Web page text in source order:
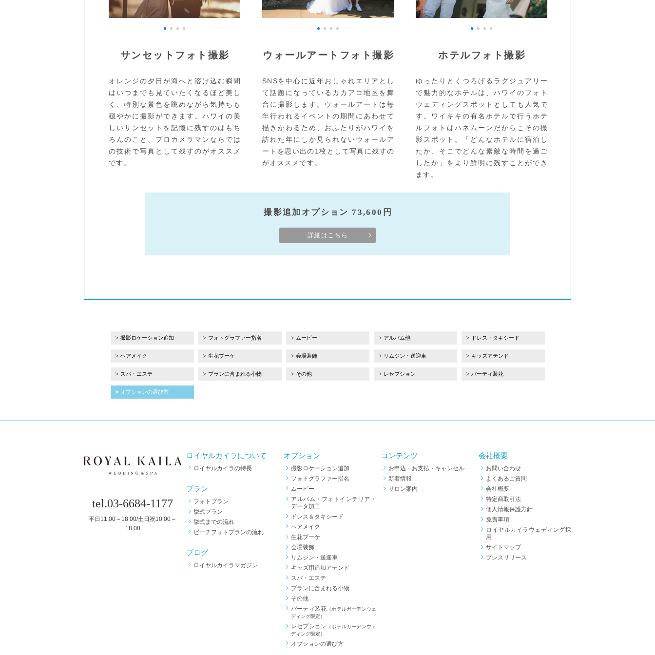
サンセットフォト撮影
オレンジの夕日が海へと溶け込む瞬間
はいつまでも見ていたくなるほど美し
く、特別な景色を眺めながら気持ちも
穏やかに撮影ができます。ハワイの美
しいサンセットを記憶に残すのはもち
ろんのこと、プロカメラマンならでは
の技術で写真として残すのがオススメ
です。
ウォールアートフォト撮影
SNSを中心に近年おしゃれエリアとし
て話題になっているカカアコ地区を舞
台に撮影します。ウォールアートは毎
年行われるイベントの期間にあわせて
描きかわるため、おふたりがハワイを
訪れた年にしか見られないウォールア
ートを思い出の1枚として写真に残すの
がオススメです。
ホテルフォト撮影
ゆったりとくつろげるラグジュアリー
で魅力的なホテルは、ハワイのフォト
ウェディングスポットとしても人気で
す。ワイキキの有名ホテルで行うホテ
ルフォトはハネムーンだからこその撮
影スポット。「どんなホテルに宿泊し
たか、そこでどんな素敵な時間を過ご
したか」をより鮮明に残すことができ
ます。
撮影追加オプション 73,600 円
詳細はこちら
撮影ロケーション追加 フォトグラファー指名 ムービー アルバム他 ドレス・タキシード
ヘアメイク 生花ブーケ 会場装飾 リムジン・送迎車 キッズアテンド
スパ・エステ プランに含まれる小物 その他 レセプション パーティ装花
オプションの選び方
tel.03-6684-1177
平日11:00～18:00/土日祝10:00～
18:00
ロイヤルカイラについて
ロイヤルカイラの特長
プラン
フォトプラン
挙式プラン
挙式までの流れ
ビーチフォトプランの流れ
ブログ
ロイヤルカイラマガジン
オプション
撮影ロケーション追加
フォトグラファー指名
ムービー
アルバム・フォトインテリア・
データ加工
ドレス＆タキシード
ヘアメイク
生花ブーケ
会場装飾
リムジン・送迎車
キッズ用追加アテンド
スパ・エステ
プランに含まれる小物
その他
パーティ装花 （ホテルガーデンウェ
ディング限定）
レセプション
（ホテルガーデンウェ
ディング限定）
オプションの選び方
コンテンツ
お申込・お支払・キャンセル
新着情報
サロン案内
会社概要
お問い合わせ
よくあるご質問
会社概要
特定商取引法
個人情報保護方針
免責事項
ロイヤルカイラウェディング採
用
サイトマップ
プレスリリース